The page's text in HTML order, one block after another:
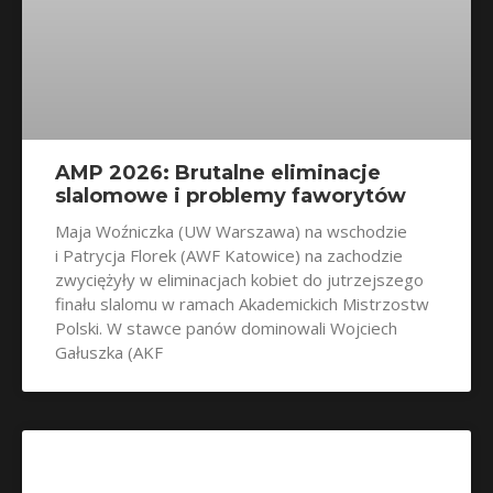
AMP 2026: Brutalne eliminacje
slalomowe i problemy faworytów
Maja Woźniczka (UW Warszawa) na wschodzie
i Patrycja Florek (AWF Katowice) na zachodzie
zwyciężyły w eliminacjach kobiet do jutrzejszego
finału slalomu w ramach Akademickich Mistrzostw
Polski. W stawce panów dominowali Wojciech
Gałuszka (AKF